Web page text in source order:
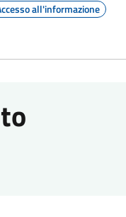
all'informazione